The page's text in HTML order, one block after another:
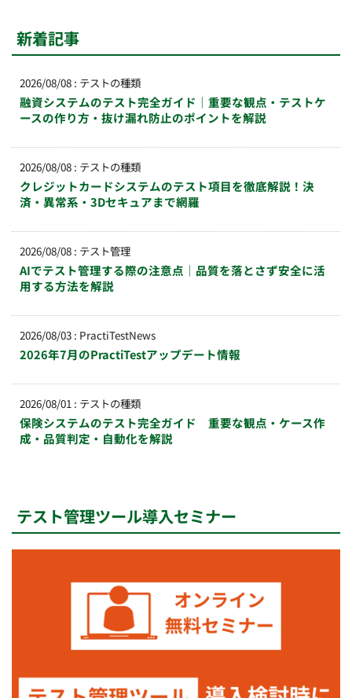
新着記事
2026/08/08 : テストの種類
融資システムのテスト完全ガイド｜重要な観点・テストケ
ースの作り方・抜け漏れ防止のポイントを解説
2026/08/08 : テストの種類
クレジットカードシステムのテスト項目を徹底解説！決
済・異常系・3Dセキュアまで網羅
2026/08/08 : テスト管理
AIでテスト管理する際の注意点｜品質を落とさず安全に活
用する方法を解説
2026/08/03 : PractiTestNews
2026年7月のPractiTestアップデート情報
2026/08/01 : テストの種類
保険システムのテスト完全ガイド 重要な観点・ケース作
成・品質判定・自動化を解説
テスト管理ツール導入セミナー